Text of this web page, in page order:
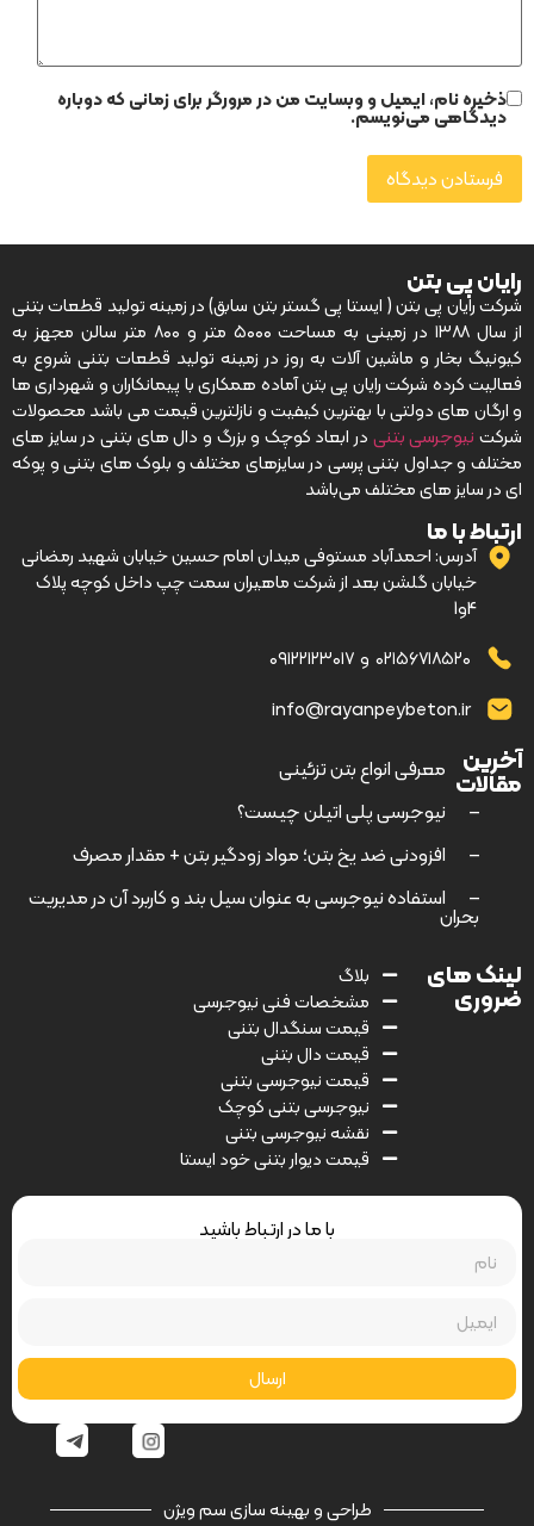
ذخیره نام، ایمیل و وبسایت من در مرورگر برای زمانی که دوباره
دیدگاهی می‌نویسم.
رایان پی بتن
شرکت رایان پی بتن ( ایستا پی گستر بتن سابق) در زمینه تولید قطعات بتنی
از سال ۱۳۸۸ در زمینی به مساحت ۵۰۰۰ متر و ۸۰۰ متر سالن مجهز به
کیونیگ بخار و ماشین آلات به روز در زمینه تولید قطعات بتنی شروع به
فعالیت کرده شرکت رایان پی بتن آماده همکاری با پیمانکاران و شهرداری ها
و ارگان های دولتی با بهترین کیفیت و نازلترین قیمت می باشد محصولات
شرکتنیوجرسی بتنیدر ابعاد کوچک و بزرگ و دال های بتنی در سایز های
مختلف و جداول بتنی پرسی در سایزهای مختلف و بلوک های بتنی و پوکه
ای در سایز های مختلف می‌باشد
ارتباط با ما
آدرس: احمدآباد مستوفی میدان امام حسین خیابان شهید رمضانی
خیابان گلشن بعد از شرکت ماهیران سمت چپ داخل کوچه پلاک
4و1
۰۲۱۵۶۷۱۸۵۲۰ و ۰۹۱۲۲۱۲۳۰۱۷
info@rayanpeybeton.ir
آخرین
مقالات
–
معرفی انواع بتن تزئینی
–
نیوجرسی پلی اتیلن چیست؟
–
افزودنی ضد یخ بتن؛ مواد زودگیر بتن + مقدار مصرف
–
استفاده نیوجرسی به عنوان سیل بند و کاربرد آن در مدیریت
بحران
لینک های
ضروری
بلاگ
مشخصات فنی نیوجرسی
قیمت سنگدال بتنی
قیمت دال بتنی
قیمت نیوجرسی بتنی
نیوجرسی بتنی کوچک
نقشه نیوجرسی بتنی
قیمت دیوار بتنی خود ایستا
با ما در ارتباط باشید
ارسال
طراحی و بهینه سازی سم ویژن